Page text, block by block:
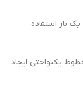
بار استفاده
یکنواختی ایجاد